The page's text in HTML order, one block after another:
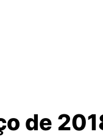
de